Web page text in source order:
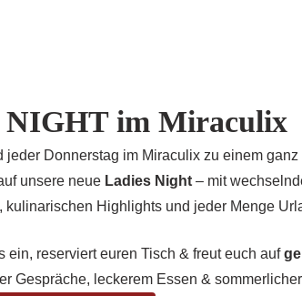
im Miraculix
jeder Donnerstag im Miraculix zu einem
unsere neue Ladies Night – mit
kulinarischen Highlights und jeder Menge
ein, reserviert euren Tisch & freut euch auf
Gespräche, leckerem Essen &